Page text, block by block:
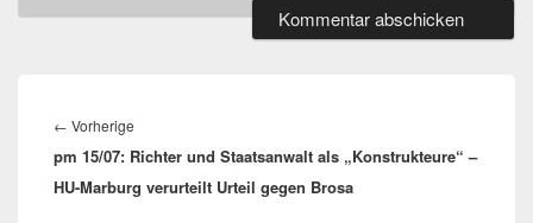
← Vorherige
Beitrag:
pm 15/07: Richter und Staatsanwalt als „Konstrukteure“ –
HU-Marburg verurteilt Urteil gegen Brosa